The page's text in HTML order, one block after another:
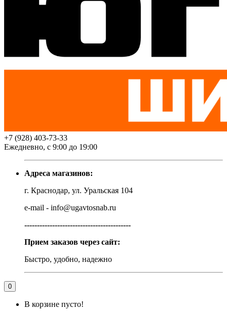
+7 (928) 403-73-33
Ежедневно, с 9:00 до 19:00
Адреса магазинов:
г. Краснодар, ул. Уральская 104
e-mail - info@ugavtosnab.ru
------------------------------------------
Прием заказов через сайт:
Быстро, удобно, надежно
0
В корзине пусто!